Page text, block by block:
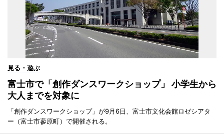
見る・遊ぶ
富士市で「創作ダンスワークショップ」 小学生から
大人までを対象に
「創作ダンスワークショップ」が9月6日、富士市文化会館ロゼシアタ
ー（富士市蓼原町）で開催される。